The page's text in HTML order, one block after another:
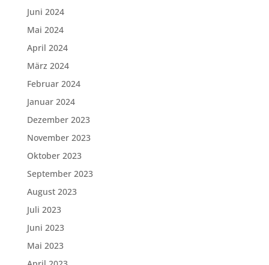
Juni 2024
Mai 2024
April 2024
März 2024
Februar 2024
Januar 2024
Dezember 2023
November 2023
Oktober 2023
September 2023
August 2023
Juli 2023
Juni 2023
Mai 2023